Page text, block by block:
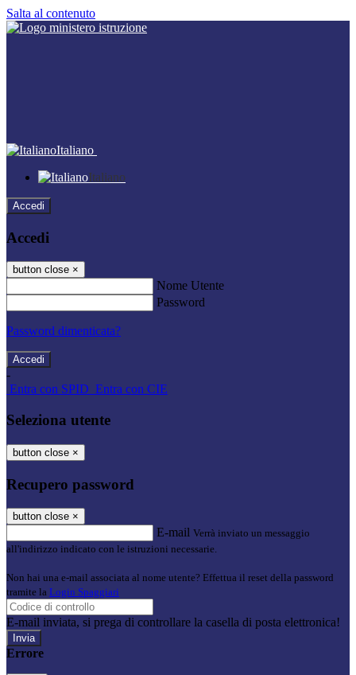
Salta al contenuto
Italiano
Italiano
Accedi
Accedi
button close ×
Nome Utente
Password
Password dimenticata?
-
Entra con SPID Entra con CIE
Seleziona utente
button close ×
Recupero password
button close ×
E-mail Verrà inviato un messaggio
all'indirizzo indicato con le istruzioni necessarie.
Non hai una e-mail associata al nome utente? Effettua il reset della password
tramite la Login Spaggiari
E-mail inviata, si prega di controllare la casella di posta elettronica!
Errore